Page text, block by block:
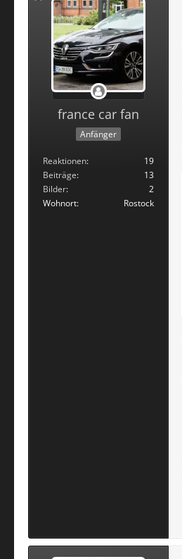
france car fan
Anfänger
Reaktionen
19
Beiträge
13
Bilder
2
Wohnort
Rostock